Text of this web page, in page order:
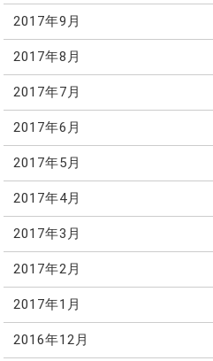
2017年9月
2017年8月
2017年7月
2017年6月
2017年5月
2017年4月
2017年3月
2017年2月
2017年1月
2016年12月